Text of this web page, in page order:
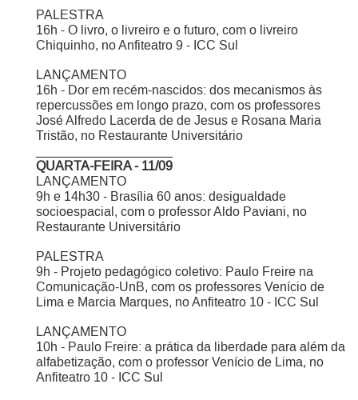
PALESTRA
16h - O livro, o livreiro e o futuro, com o livreiro
Chiquinho, no Anfiteatro 9 - ICC Sul
LANÇAMENTO
16h - Dor em recém-nascidos: dos mecanismos às
repercussões em longo prazo, com os professores
José Alfredo Lacerda de de Jesus e Rosana Maria
Tristão, no Restaurante Universitário
QUARTA-FEIRA - 11/09
LANÇAMENTO
9h e 14h30 - Brasília 60 anos: desigualdade
socioespacial, com o professor Aldo Paviani, no
Restaurante Universitário
PALESTRA
9h - Projeto pedagógico coletivo: Paulo Freire na
Comunicação-UnB, com os professores Venício de
Lima e Marcia Marques, no Anfiteatro 10 - ICC Sul
LANÇAMENTO
10h - Paulo Freire: a prática da liberdade para além da
alfabetização, com o professor Venício de Lima, no
Anfiteatro 10 - ICC Sul